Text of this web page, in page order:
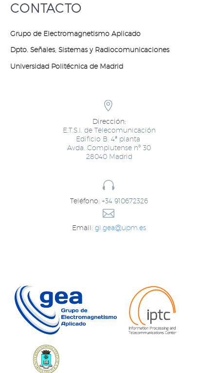
CONTACTO
Grupo de Electromagnetismo Aplicado ​
Dpto. Señales, Sistemas y Radiocomunicaciones​
Universidad Politécnica de Madrid


Dirección:
E.T.S.I. de Telecomunicación
Edificio B, 4ª planta ​
Avda. Complutense nº 30
28040 Madrid


Teléfono: +34 910672326​


Email: gi.gea@upm.es